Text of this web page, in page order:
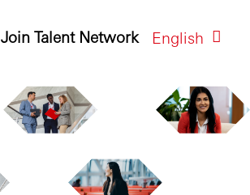
English
Join Talent Network